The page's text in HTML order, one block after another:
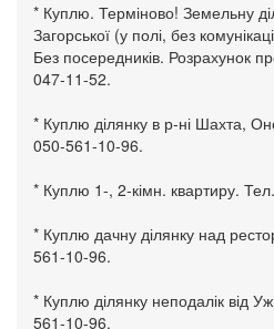
* Куплю. Терміново! Земельну
Загорської (у полі, без
Без посередників. Розрахунок
047-11-52.
* Куплю ділянку в р-ні Шахта,
050-561-10-96.
* Куплю 1-, 2-кімн. квартиру.
* Куплю дачну ділянку над
561-10-96.
* Куплю ділянку неподалік від
561-10-96.